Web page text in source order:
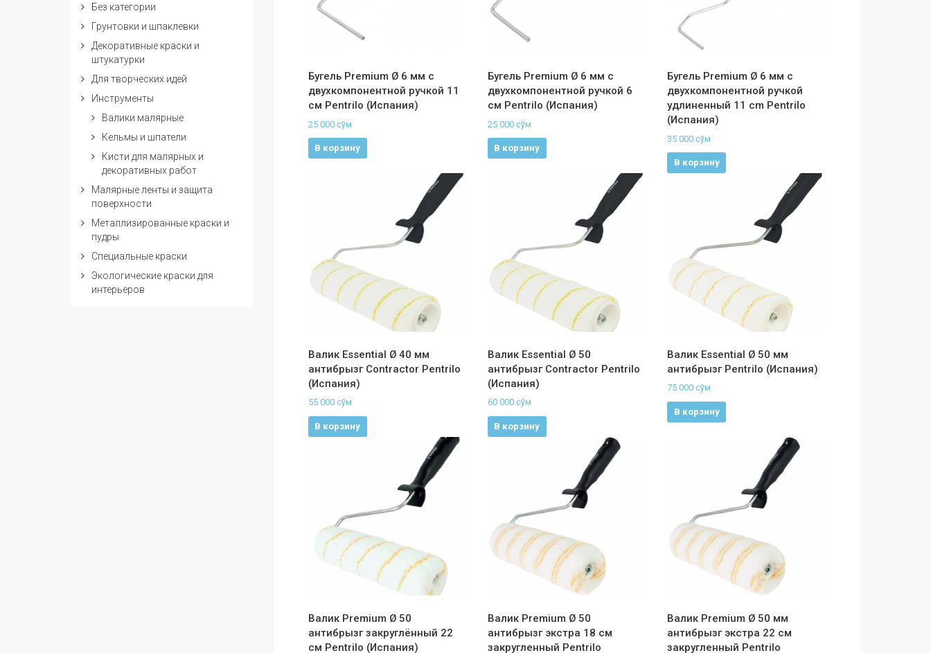
Без категории
Грунтовки и шпаклевки
Декоративные краски и
штукатурки
Для творческих идей
Инструменты
Валики малярные
Кельмы и шпатели
Кисти для малярных и
декоративных работ
Малярные ленты и защита
поверхности
Металлизированные краски и
пудры
Специальные краски
Экологические краски для
интерьеров
Бугель Premium Ø 6 мм с
двухкомпонентной ручкой 11
cм Pentrilo (Испания)
25 000 сўм
В корзину
Бугель Premium Ø 6 мм с
двухкомпонентной ручкой 6
cм Pentrilo (Испания)
25 000 сўм
В корзину
Бугель Premium Ø 6 мм с
двухкомпонентной ручкой
удлиненный 11 cm Pentrilo
(Испания)
35 000 сўм
В корзину
Валик Essential Ø 40 мм
антибрызг Contractor Pentrilo
(Испания)
55 000 сўм
В корзину
Валик Essential Ø 50
антибрызг Contractor Pentrilo
(Испания)
60 000 сўм
В корзину
Валик Essential Ø 50 мм
антибрызг Pentrilo (Испания)
75 000 сўм
В корзину
Валик Premium Ø 50
антибрызг закруглённый 22
см Pentrilo (Испания)
Валик Premium Ø 50
антибрызг экстра 18 см
закругленный Pentrilo
Валик Premium Ø 50 мм
антибрызг экстра 22 см
закругленный Pentrilo